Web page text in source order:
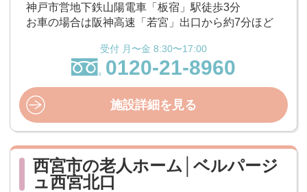
神戸市営地下鉄山陽電車「板宿」駅徒歩3分
お車の場合は阪神高速「若宮」出口から約7分ほど
受付 月〜金 8:30〜17:00
0120-21-8960
施設詳細を見る
西宮市の老人ホーム│ベルパージ
ュ西宮北口